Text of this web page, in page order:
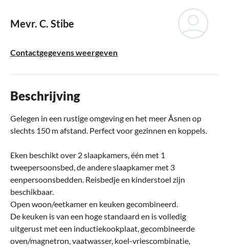
Mevr. C. Stibe
Contactgegevens weergeven
Beschrijving
Gelegen in een rustige omgeving en het meer Åsnen op
slechts 150 m afstand. Perfect voor gezinnen en koppels.
Eken beschikt over 2 slaapkamers, één met 1
tweepersoonsbed, de andere slaapkamer met 3
eenpersoonsbedden. Reisbedje en kinderstoel zijn
beschikbaar.
Open woon/eetkamer en keuken gecombineerd.
De keuken is van een hoge standaard en is volledig
uitgerust met een inductiekookplaat, gecombineerde
oven/magnetron, vaatwasser, koel-vriescombinatie,